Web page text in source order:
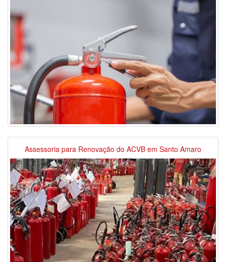
Assessoria para Renovação do ACVB em Santo Amaro